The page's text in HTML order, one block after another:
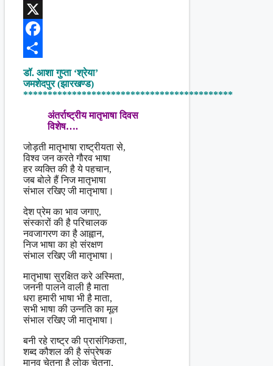
WhatsApp
X
Facebook
Share
डॉ. आशा गुप्ता ‘श्रेया’
जमशेदपुर (झारखण्ड)
*******************************************
अंतर्राष्ट्रीय मातृभाषा दिवस
विशेष….
जोड़ती मातृभाषा राष्ट्रीयता से,
विश्व जन करते गौरव भाषा
हर व्यक्ति की है ये पहचान,
जब बोले हैं निज मातृभाषा
संभाल रखिए जी मातृभाषा।
देश प्रेम का भाव जगाए,
संस्कारों की है परिचालक
नवजागरण का है आह्वान,
निज भाषा का हो संरक्षण
संभाल रखिए जी मातृभाषा।
मातृभाषा सुरक्षित करे अस्मिता,
जननी पालने वाली है माता
धरा हमारी भाषा भी है माता,
सभी भाषा की उन्नति का मूल
संभाल रखिए जी मातृभाषा।
बनी रहे राष्ट्र की प्रासंगिकता,
शब्द कौशल की है संप्रेषक
मानव चेतना है लोक चेतना,